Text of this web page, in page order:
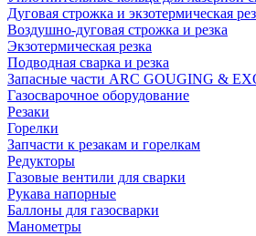
Дуговая строжка и экзотермическая
Воздушно-дуговая строжка и резка
Экзотермическая резка
Подводная сварка и резка
Запасные части ARC GOUGING &
Газосварочное оборудование
Резаки
Горелки
Запчасти к резакам и горелкам
Редукторы
Газовые вентили для сварки
Рукава напорные
Баллоны для газосварки
Манометры